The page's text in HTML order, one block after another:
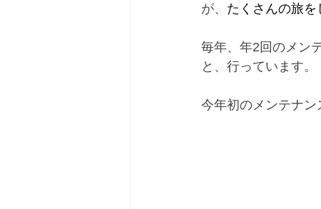
が、 たくさんの旅を
毎年、年2回のメン
と、行っています。
今年初のメンテナン